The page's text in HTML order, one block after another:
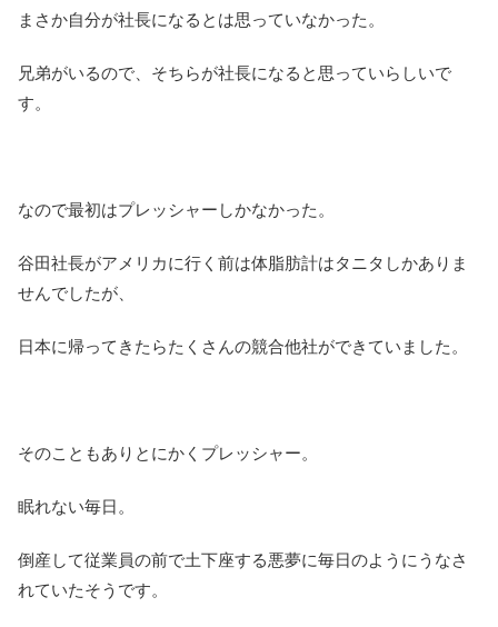
まさか自分が社長になるとは思っていなかった。
兄弟がいるので、そちらが社長になると思っていらしいで
す。
なので最初はプレッシャーしかなかった。
谷田社長がアメリカに行く前は体脂肪計はタニタしかありま
せんでしたが、
日本に帰ってきたらたくさんの競合他社ができていました。
そのこともありとにかくプレッシャー。
眠れない毎日。
倒産して従業員の前で土下座する悪夢に毎日のようにうなさ
れていたそうです。